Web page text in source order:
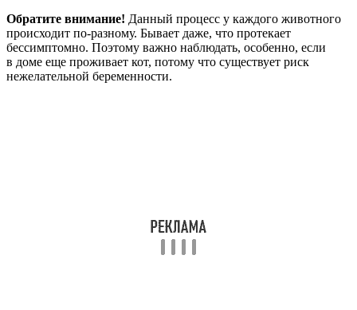
Обратите внимание! Данный процесс у каждого животного
происходит по-разному. Бывает даже, что протекает
бессимптомно. Поэтому важно наблюдать, особенно, если
в доме еще проживает кот, потому что существует риск
нежелательной беременности.